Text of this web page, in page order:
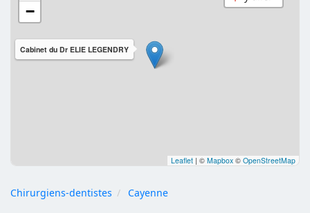
Cabinet du Dr ELIE LEGENDRY
−
Leaflet | © Mapbox © OpenStreetMap
Chirurgiens-dentistes Cayenne